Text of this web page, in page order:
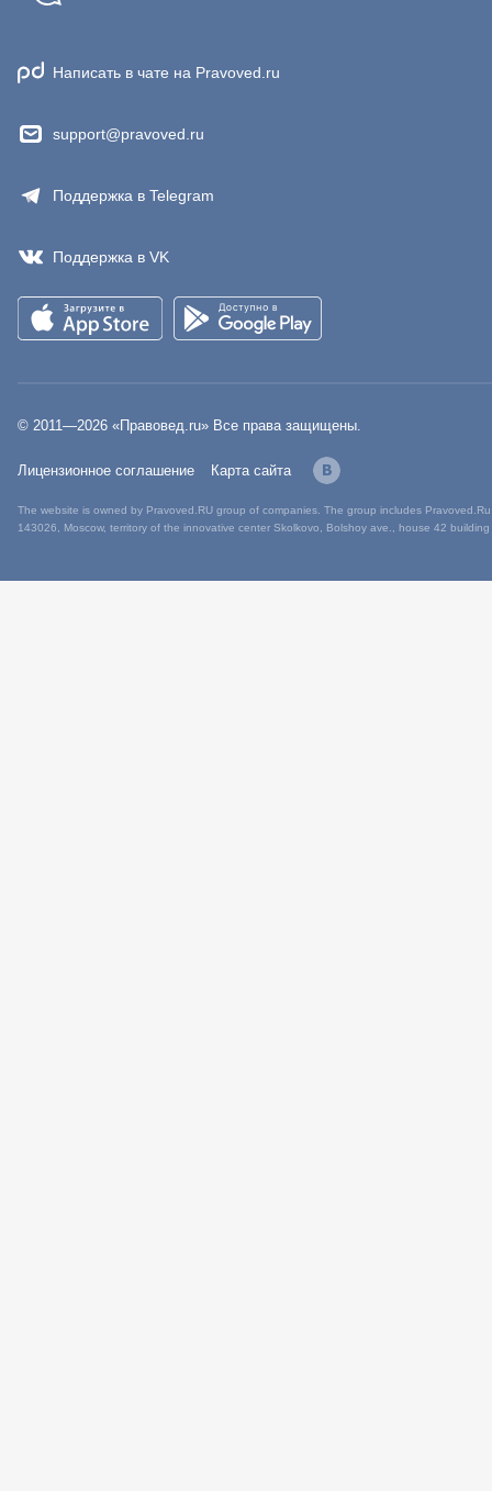
Написать в чате на Pravoved.ru
support@pravoved.ru
Поддержка в Telegram
Поддержка в VK
© 2011—2026 «Правовед.ru» Все права защищены.
Лицензионное соглашение Карта сайта
The website is owned by Pravoved.RU group of companies. The group includes
143026, Moscow, territory of the innovative center Skolkovo, Bolshoy ave., house 42